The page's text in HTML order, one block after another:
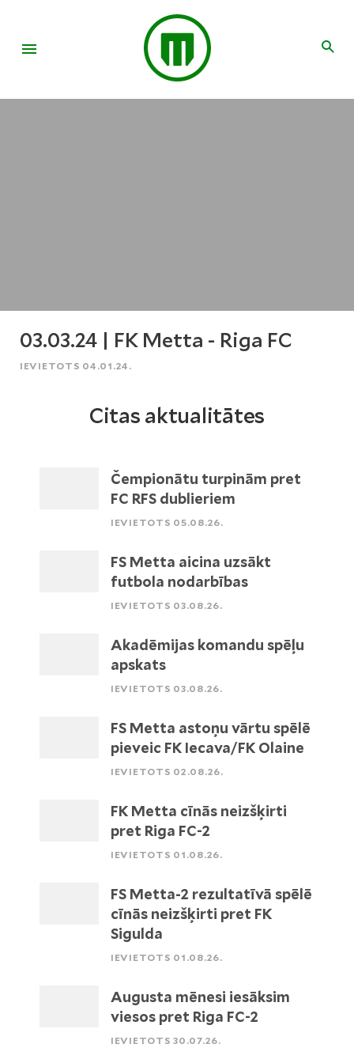
03.03.24 | FK Metta - Riga FC
IEVIETOTS 04.01.24.
Citas aktualitātes
Čempionātu turpinām pret
FC RFS dublieriem
IEVIETOTS 05.08.26.
FS Metta aicina uzsākt
futbola nodarbības
IEVIETOTS 03.08.26.
Akadēmijas komandu spēļu
apskats
IEVIETOTS 03.08.26.
FS Metta astoņu vārtu spēlē
pieveic FK Iecava/FK Olaine
IEVIETOTS 02.08.26.
FK Metta cīnās neizšķirti
pret Riga FC-2
IEVIETOTS 01.08.26.
FS Metta-2 rezultatīvā spēlē
cīnās neizšķirti pret FK
Sigulda
IEVIETOTS 01.08.26.
Augusta mēnesi iesāksim
viesos pret Riga FC-2
IEVIETOTS 30.07.26.